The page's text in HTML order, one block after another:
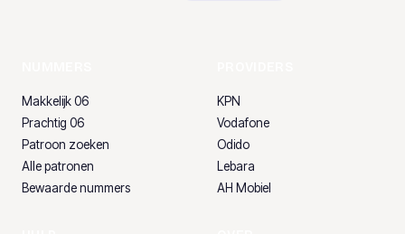
Makkelijk 06
Prachtig 06
Patroon zoeken
Alle patronen
Bewaarde nummers
KPN
Vodafone
Odido
Lebara
AH Mobiel